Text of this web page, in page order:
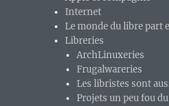
Internet
Le monde du libre part
Libreries
ArchLinuxeries
Frugalwareries
Les libristes sont
Projets un peu fou